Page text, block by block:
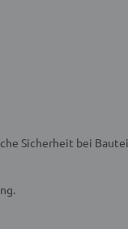
Sicherheit bei